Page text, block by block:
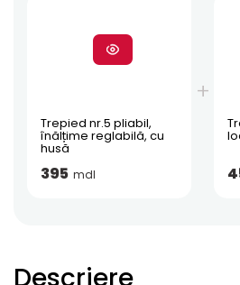
Trepied nr.5 pliabil,
înălțime reglabilă, cu
husă
395 mdl